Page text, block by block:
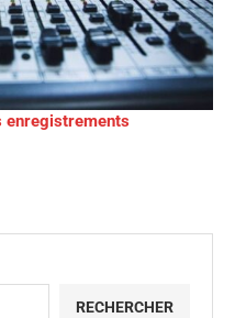
enregistrements
RECHERCHER